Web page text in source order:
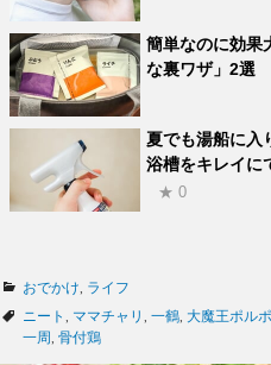
簡単なのに効果
な裏ワザ」2選
夏でも湯船に入
浴槽をキレイに
★ 0
カ
テ
おでかけ
ライフ
タ
グ
ニート ママチャリ 一鶴 大魔王ポル
一周
骨付鶏